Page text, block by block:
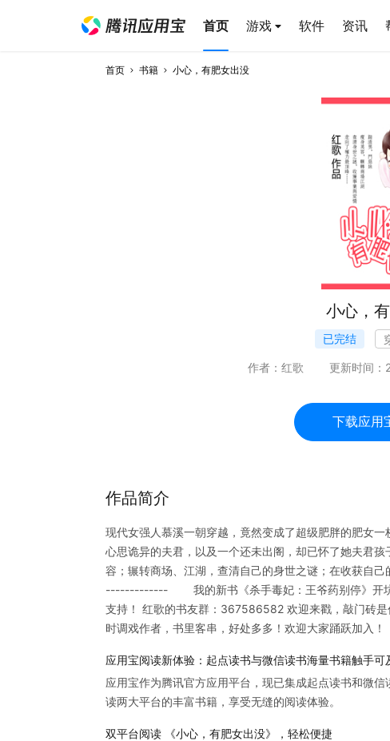
首页 游戏 软件 资讯
首页 书籍 小心，有肥女出没
小心，
已完结
作者： 红歌 更新时间：
下载应用
作品简介
现代女强人慕溪一朝穿越，竟然变成了超级肥胖的肥
心思诡异的夫君，以及一个还未出阁，却已怀了她夫
容；辗转商场、江湖，查清自己的身世之谜；在收获
------------- 我的新书《杀手毒妃：王爷药别停》开坑
支持！ 红歌的书友群：367586582 欢迎来戳，敲门砖
时调戏作者，书里客串，好处多多！欢迎大家踊跃加入！
应用宝阅读新体验：起点读书与微信读书海量书籍触手可
应用宝作为腾讯官方应用平台，现已集成起点读书和微
读两大平台的丰富书籍，享受无缝的阅读体验。
双平台阅读 《小心，有肥女出没》，轻松便捷